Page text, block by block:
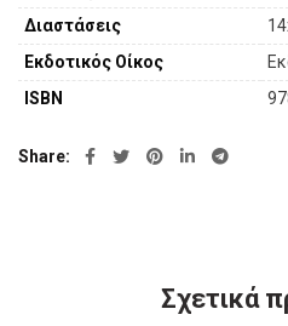
Διαστάσεις
Εκδοτικός Οίκος
ISBN
Share
Σχετικά